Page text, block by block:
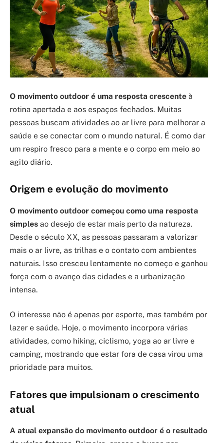
O movimento outdoor é uma resposta crescente à
rotina apertada e aos espaços fechados. Muitas
pessoas buscam atividades ao ar livre para melhorar a
saúde e se conectar com o mundo natural. É como dar
um respiro fresco para a mente e o corpo em meio ao
agito diário.
Origem e evolução do movimento
O movimento outdoor começou como uma resposta
simples ao desejo de estar mais perto da natureza.
Desde o século XX, as pessoas passaram a valorizar
mais o ar livre, as trilhas e o contato com ambientes
naturais. Isso cresceu lentamente no começo e ganhou
força com o avanço das cidades e a urbanização
intensa.
O interesse não é apenas por esporte, mas também por
lazer e saúde. Hoje, o movimento incorpora várias
atividades, como hiking, ciclismo, yoga ao ar livre e
camping, mostrando que estar fora de casa virou uma
prioridade para muitos.
Fatores que impulsionam o crescimento
atual
A atual expansão do movimento outdoor é o resultado